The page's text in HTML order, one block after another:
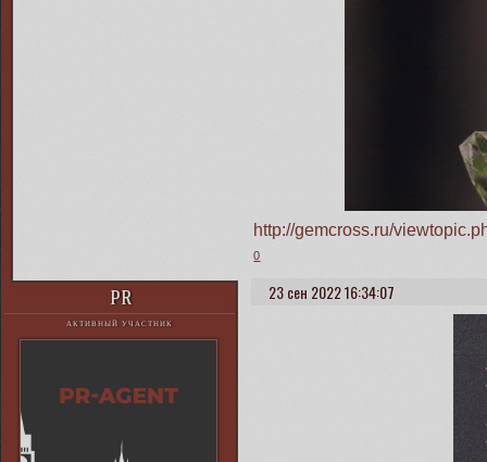
http://gemcross.ru/
0
23 сен 2022 16:34:07
PR
АКТИВНЫЙ УЧАСТНИК